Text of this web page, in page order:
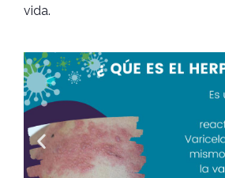
vida.